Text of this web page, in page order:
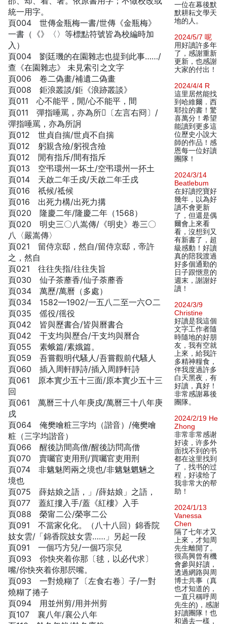
統一用字。
頁004 世傳金瓶梅一書/世傳《金瓶梅》
一書（《》〈〉等標點符號皆為校編時加
入）
頁004 劉廷璣的在園雜志也提到此事……/
查《在園雜志》 未見索引之文字
頁006 卷二偽畫/補遺二偽畫
頁008 鉅浪叢談/鉅《浪跡叢談》
頁011 心不能平，閒/心不能平，間
頁011 彈指唾罵，亦為所𧨝〔左言右冏〕/
彈指唾罵，亦為所詗
頁012 世貞自揣/世貞不自揣
頁012 躬親含殮/躬視含殮
頁012 閒有指斥/間有指斥
頁013 空弔環州一坏土/空弔環州一抔土
頁014 天啟二年壬戍/天啟二年壬戌
頁016 祇候/祗候
頁016 出死力構/出死力搆
頁020 隆慶二年/隆慶二年（1568）
頁020 明史三〇八嵩傳/《明史》卷三〇
八〈嚴嵩傳〉
頁021 留侍京邸，然自/留侍京邸，帝許
之，然自
頁021 往往失指/往往失旨
頁030 仙子茶蘼香/仙子荼蘼香
頁034 萬歷/萬曆（多處）
頁034 1582—1902/一五八二至一六○二
頁035 傜役/徭役
頁042 皆與歷書合/皆與曆書合
頁042 干支均與歷合/干支均與曆合
頁055 素蛾篇/素娥篇。
頁059 吾嘗觀明代騷人/吾嘗觀前代騷人
頁060 插入周軒靜詩/插入周靜軒詩
頁061 原本實少五十三面/原本實少五十三
回
頁061 萬曆三十八年庚戍/萬曆三十八年庚
戌
頁064 俺樊噲粧三字均（諧音）/俺樊噲
粧（三字均諧音）
頁066 醒後訪間高僧/醒後訪問高僧
頁070 賣囑官吏用刑/買囑官吏用刑
頁074 非魑魅罔兩之境也/非魑魅魍魎之
境也
頁075 薛姑娘之語，」/薛姑娘」之語，
頁077 蓋紅摟入手/蓋《紅樓》入手
頁088 榮甯二公/榮寧二公
頁091 不當家化化。（八十八回）錦香院
妓女雲/「錦香院妓女雲……」另起一段
頁091 一個巧方兒/一個巧宗兒
頁093 你快夾着你那〔毬，以必代求〕
嘴/你快夾着你那屄嘴。
頁093 一對燒糊了〔左食右卷〕子/一對
燒糊了捲子
頁094 用並州剪/用并州剪
頁107 襄八年/襄公八年
一位在幕後默
默耕耘文學天
地的人。
2024/5/7 呢
用好讀許多年
了，感謝重新
更新，也感謝
大家的付出！
2024/4/4 R
這里居然能找
到哈維爾．西
耶拉的書！驚
喜萬分！希望
能讀到更多這
位歷史小說大
師的作品！感
恩每一位好讀
團隊！
2024/3/14
Beatlebum
在好讀挖寶好
幾年，以為好
讀不會更新
了，但還是偶
爾會上來看
看，沒想到又
有新書了，超
級感動！好讀
真的陪我渡過
好多個通勤的
日子跟愜意的
週末，謝謝好
讀！
2024/3/9
Christine
好讀是我這個
文字工作者隨
時隨地的好朋
友，我有空就
上來，給我許
多精神糧食，
伴我度過許多
白天黑夜，有
好讀，真好！
非常感謝幕後
團隊。
2024/2/19 He
Zhong
非常非常感谢
好读，许多外
面找不到的书
都在这里找到
了，找书的过
程，好读给了
我非常大的帮
助！
2024/1/13
Vanessa
Chen
隔了七年才又
上來，才知周
先生離開了。
很高興曾有機
會參與好讀，
透過網路與周
博士共事（真
也才知道的，
一直只稱呼周
先生的)，感謝
好讀團隊！也
和過去一樣，